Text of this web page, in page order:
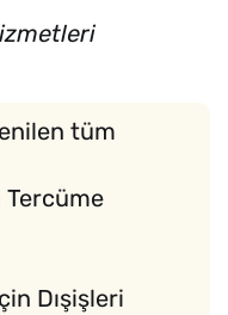
tüm
Tercüme
Dışişleri